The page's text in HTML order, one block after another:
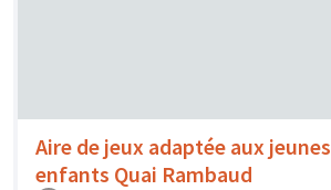
Aire de jeux adaptée aux jeunes
enfants Quai Rambaud